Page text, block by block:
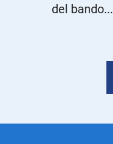
del bando...